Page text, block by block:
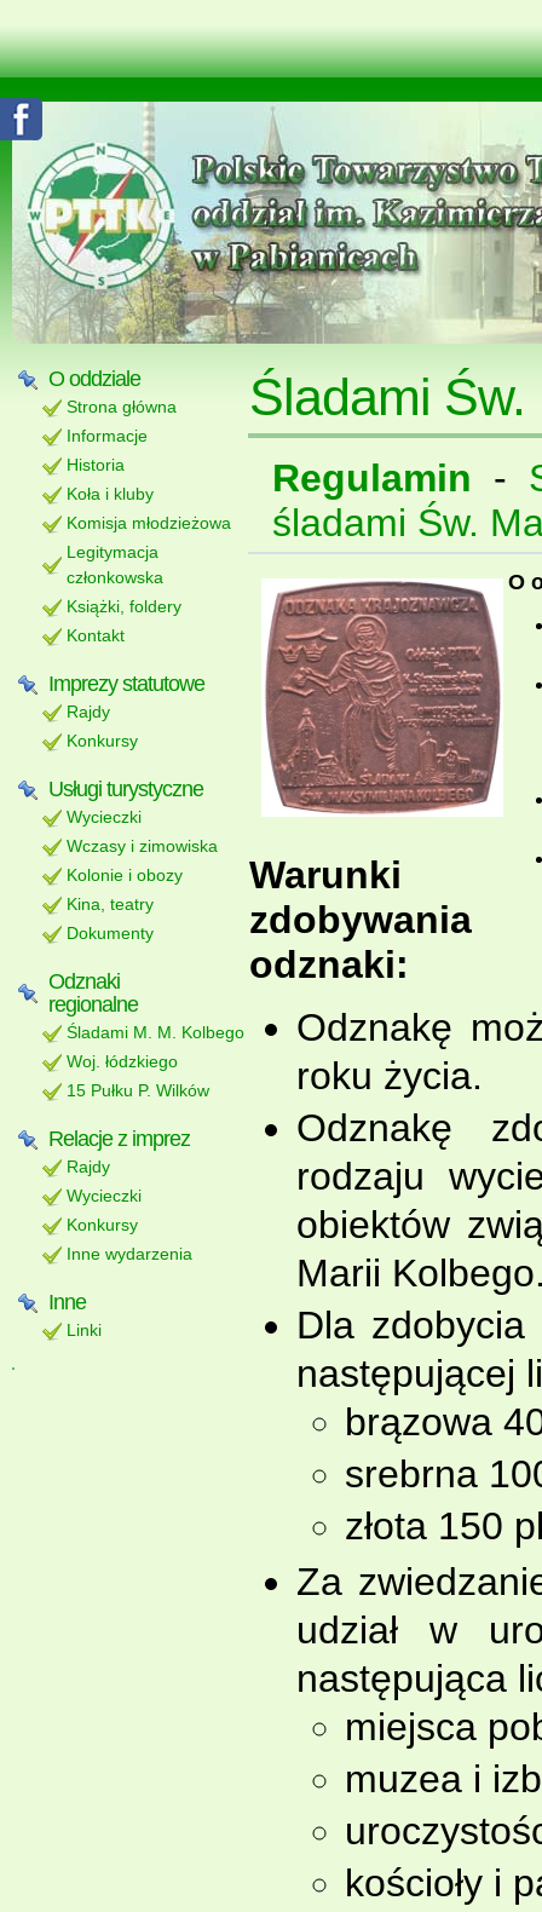
O oddziale
Strona główna
Informacje
Historia
Koła i kluby
Komisja młodzieżowa
Legitymacja
członkowska
Książki, foldery
Kontakt
Imprezy statutowe
Rajdy
Konkursy
Usługi turystyczne
Wycieczki
Wczasy i zimowiska
Kolonie i obozy
Kina, teatry
Dokumenty
Odznaki
regionalne
Śladami M. M. Kolbego
Woj. łódzkiego
15 Pułku P. Wilków
Relacje z imprez
Rajdy
Wycieczki
Konkursy
Inne wydarzenia
Inne
Linki
Śladami
Regulamin -
śladami Św.
O
Warunki
zdobywania
odznaki:
Odznakę
roku życia.
Odznakę
rodzaju
obiektów
Marii
Dla
następującej
brązowa
srebrna
złota 150
Za
udział w
następująca
miejsca
muzea i
kościoły i